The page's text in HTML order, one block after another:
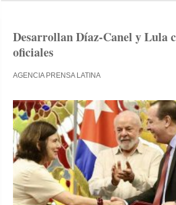
Desarrollan Díaz-Canel y Lula
oficiales
AGENCIA PRENSA LATINA